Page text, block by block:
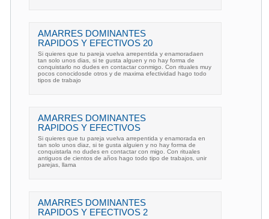
AMARRES DOMINANTES
RAPIDOS Y EFECTIVOS 20
Si quieres que tu pareja vuelva arrepentida y enamoradaen
tan solo unos dias, si te gusta alguen y no hay forma de
conquistarlo no dudes en contactar conmigo. Con rituales muy
pocos conocidosde otros y de maxima efectividad hago todo
tipos de trabajo
AMARRES DOMINANTES
RAPIDOS Y EFECTIVOS
Si quieres que tu pareja vuelva arrepentida y enamorada en
tan solo unos diaz, si te gusta alguien y no hay forma de
conquistarla no dudes en contactar con migo. Con rituales
antiguos de cientos de años hago todo tipo de trabajos, unir
parejas, llama
AMARRES DOMINANTES
RAPIDOS Y EFECTIVOS 2